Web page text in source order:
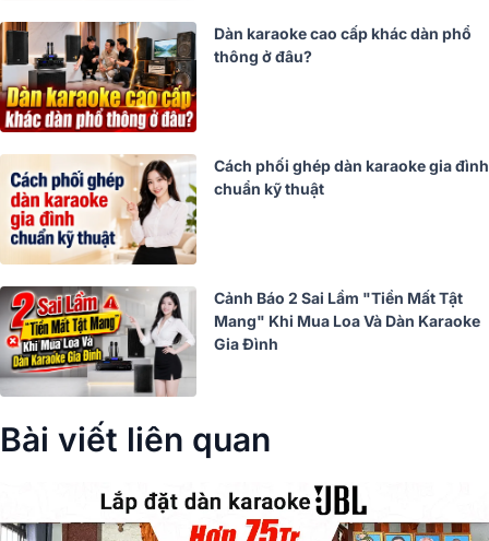
Dàn karaoke cao cấp khác dàn phổ
thông ở đâu?
Cách phối ghép dàn karaoke gia đình
chuẩn kỹ thuật
Cảnh Báo 2 Sai Lầm "Tiền Mất Tật
Mang" Khi Mua Loa Và Dàn Karaoke
Gia Đình
Bài viết liên quan